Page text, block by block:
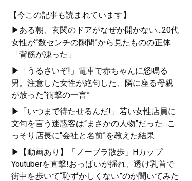
【今この記事も読まれています】
▶ある朝、玄関のドアがなぜか開かない...20代
女性が“数センチの隙間”から見たものの正体
「背筋が凍った」
▶「うるさいぞ!」電車で赤ちゃんに怒鳴る
男。注意した女性が絶句した、隣に座る母親
が放った“衝撃の一言”
▶「いつまで待たせるんだ!」若い女性店員に
文句を言う迷惑客は“まさかの人物”だった...こ
っそり店長に“会社と名前”を教えた結果
▶【動画あり】「ノーブラ散歩」Hカップ
Youtuberを直撃!おっぱいが揺れ、透け乳首で
街中を歩いて“恥ずかしくない”のか聞いてみた